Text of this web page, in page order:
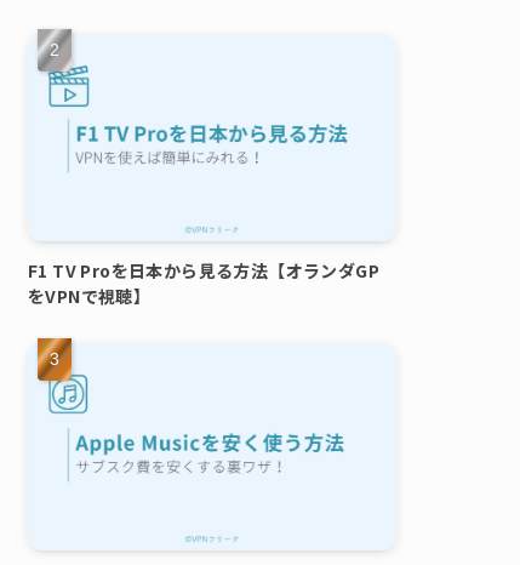
F1 TV Proを日本から見る方法【オランダGP
をVPNで視聴】